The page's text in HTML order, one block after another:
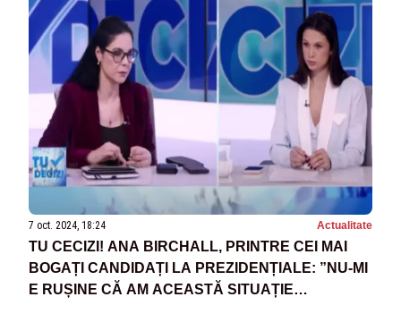
7 oct. 2024, 18:24 Actualitate
TU CECIZI! ANA BIRCHALL, PRINTRE CEI MAI
BOGAȚI CANDIDAȚI LA PREZIDENȚIALE: ”NU-MI
E RUȘINE CĂ AM ACEASTĂ SITUAȚIE